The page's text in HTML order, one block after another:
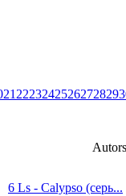
21 2223242526272829
6 Ls - Calypso (серь...